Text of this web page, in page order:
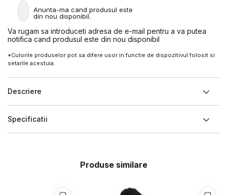
Anunta-ma cand produsul este
din nou disponibil.
Va rugam sa introduceti adresa de e-mail pentru a va putea
notifica cand produsul este din nou disponibil
*Culorile produselor pot sa difere usor in functie de dispozitivul folosit si
setarile acestuia.
Descriere
Specificatii
Produse similare